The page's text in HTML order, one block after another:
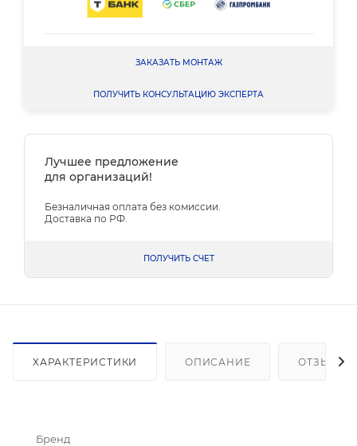
ЗАКАЗАТЬ МОНТАЖ
ПОЛУЧИТЬ КОНСУЛЬТАЦИЮ ЭКСПЕРТА
Лучшее предложение
для организаций!
Безналичная оплата без комиссии.
Доставка по РФ.
ПОЛУЧИТЬ СЧЕТ
ХАРАКТЕРИСТИКИ ОПИСАНИЕ ОТЗЫВЫ
Бренд